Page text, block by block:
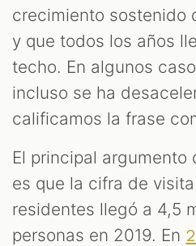
crecimiento sostenido
y que todos los años
techo. En algunos
incluso se ha
calificamos la frase
El principal argumento
es que la cifra de
residentes llegó a 4,5
personas en 2019. En